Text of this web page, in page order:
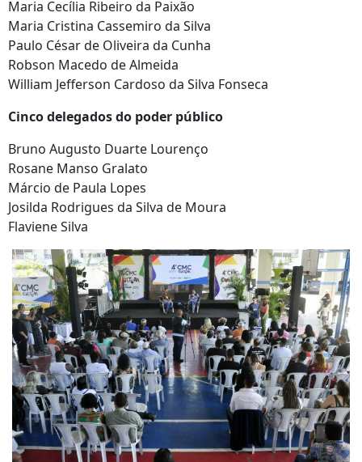
Maria Cecília Ribeiro da Paixão
Maria Cristina Cassemiro da Silva
Paulo César de Oliveira da Cunha
Robson Macedo de Almeida
William Jefferson Cardoso da Silva Fonseca
Cinco delegados do poder público
Bruno Augusto Duarte Lourenço
Rosane Manso Gralato
Márcio de Paula Lopes
Josilda Rodrigues da Silva de Moura
Flaviene Silva